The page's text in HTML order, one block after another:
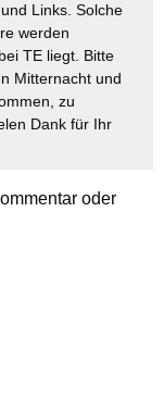
Links. Solche
werden
TE liegt. Bitte
Mitternacht und
zu
Dank für Ihr
oder